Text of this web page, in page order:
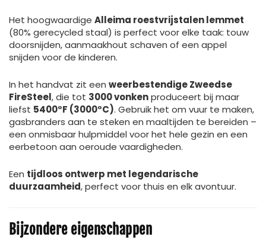
Het hoogwaardige Alleima roestvrijstalen lemmet
(80% gerecycled staal) is perfect voor elke taak: touw
doorsnijden, aanmaakhout schaven of een appel
snijden voor de kinderen.
In het handvat zit een weerbestendige Zweedse
FireSteel, die tot 3000 vonkenproduceert bij maar
liefst 5400°F (3000°C). Gebruik het om vuur te maken,
gasbranders aan te steken en maaltijden te bereiden –
een onmisbaar hulpmiddel voor het hele gezin en een
eerbetoon aan oeroude vaardigheden.
Een tijdloos ontwerp met legendarische
duurzaamheid, perfect voor thuis en elk avontuur.
Bijzondere eigenschappen